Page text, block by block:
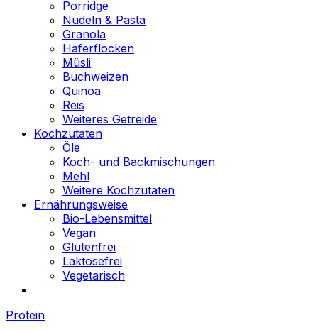
Porridge
Nudeln & Pasta
Granola
Haferflocken
Müsli
Buchweizen
Quinoa
Reis
Weiteres Getreide
Kochzutaten
Öle
Koch- und Backmischungen
Mehl
Weitere Kochzutaten
Ernährungsweise
Bio-Lebensmittel
Vegan
Glutenfrei
Laktosefrei
Vegetarisch
Protein